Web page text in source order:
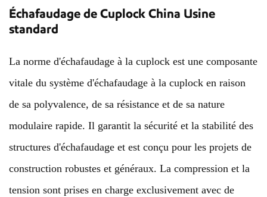
Échafaudage de Cuplock China Usine
standard
La norme d'échafaudage à la cuplock est une composante
vitale du système d'échafaudage à la cuplock en raison
de sa polyvalence, de sa résistance et de sa nature
modulaire rapide. Il garantit la sécurité et la stabilité des
structures d'échafaudage et est conçu pour les projets de
construction robustes et généraux. La compression et la
tension sont prises en charge exclusivement avec de